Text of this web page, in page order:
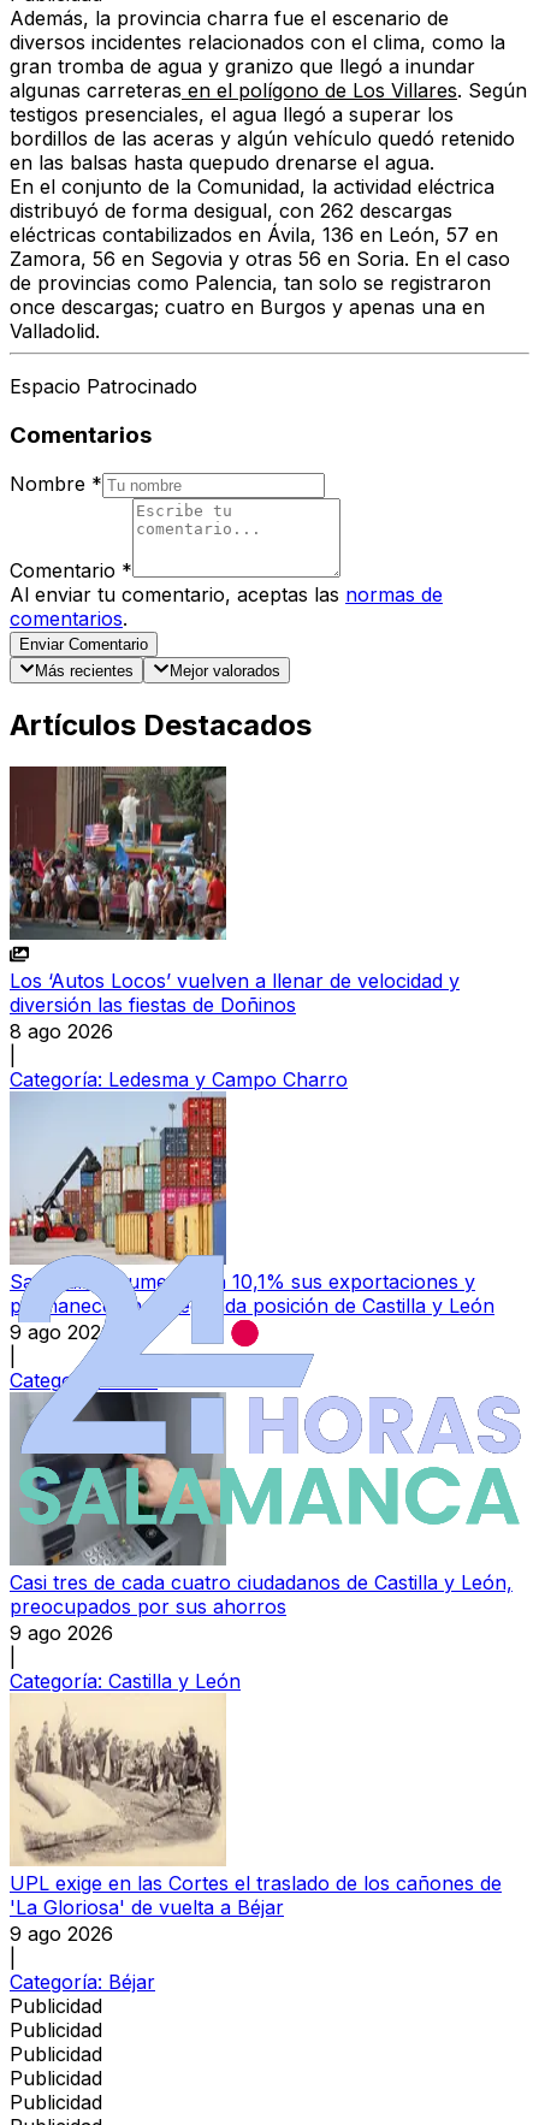
Además, la provincia charra fue el escenario de
diversos incidentes relacionados con el clima, como la
gran tromba de agua y granizo que llegó a inundar
algunas carreteras en el polígono de Los Villares. Según
testigos presenciales, el agua llegó a superar los
bordillos de las aceras y algún vehículo quedó retenido
en las balsas hasta quepudo drenarse el agua.
En el conjunto de la Comunidad, la actividad eléctrica
distribuyó de forma desigual, con 262 descargas
eléctricas contabilizados en Ávila, 136 en León, 57 en
Zamora, 56 en Segovia y otras 56 en Soria. En el caso
de provincias como Palencia, tan solo se registraron
once descargas; cuatro en Burgos y apenas una en
Valladolid.
Espacio Patrocinado
Comentarios
Nombre *
Comentario *
Al enviar tu comentario, aceptas las normas de
comentarios.
Enviar Comentario
Más recientes
Mejor valorados
Artículos Destacados
Los ‘Autos Locos’ vuelven a llenar de velocidad y
diversión las fiestas de Doñinos
8 ago 2026
Categoría: Ledesma y Campo Charro
Salamanca aumenta un 10,1% sus exportaciones y
permanece en la segunda posición de Castilla y León
9 ago 2026
Categoría:Local
Casi tres de cada cuatro ciudadanos de Castilla y León,
preocupados por sus ahorros
9 ago 2026
Categoría: Castilla y León
UPL exige en las Cortes el traslado de los cañones de
'La Gloriosa' de vuelta a Béjar
9 ago 2026
Categoría: Béjar
Publicidad
Publicidad
Publicidad
Publicidad
Publicidad